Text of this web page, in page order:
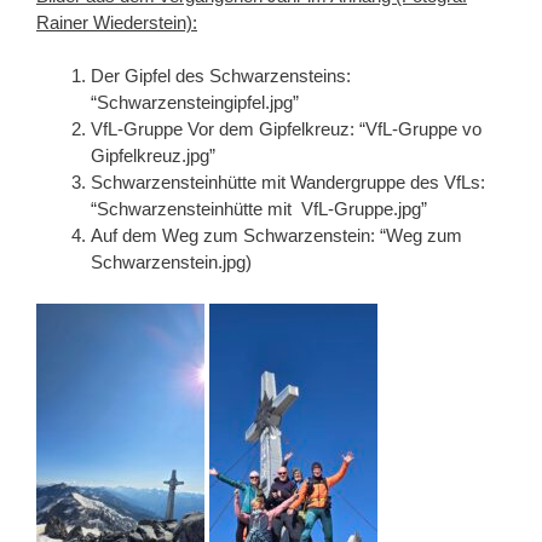
Rainer Wiederstein):
Der Gipfel des Schwarzensteins:
“Schwarzensteingipfel.jpg”
VfL-Gruppe Vor dem Gipfelkreuz: “VfL-Gruppe vo
Gipfelkreuz.jpg”
Schwarzensteinhütte mit Wandergruppe des VfLs:
“Schwarzensteinhütte mit VfL-Gruppe.jpg”
Auf dem Weg zum Schwarzenstein: “Weg zum
Schwarzenstein.jpg)